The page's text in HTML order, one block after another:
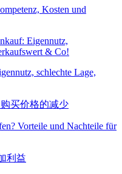
Kosten und
schlechte Lage,
Vorteile und Nachteile für